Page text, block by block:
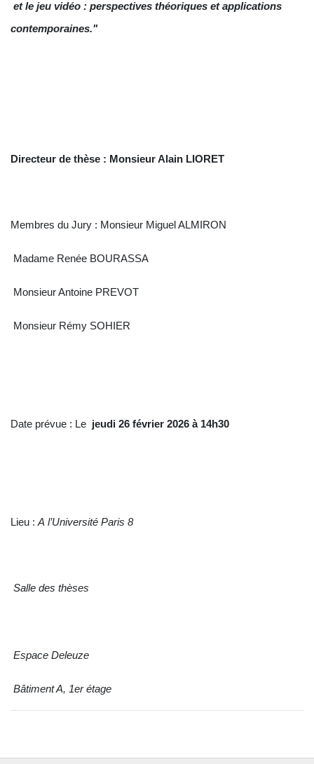
et le jeu vidéo : perspectives théoriques et applications
contemporaines."
Directeur de thèse : MonsieurAlain LIORET
Membres du Jury : Monsieur Miguel ALMIRON
Madame Renée BOURASSA
Monsieur Antoine PREVOT
Monsieur Rémy SOHIER
Date prévue : Le jeudi 26 février 2026 à 14h30
Lieu : A l’Université Paris 8
Salle des thèses
Espace Deleuze
Bâtiment A, 1er étage